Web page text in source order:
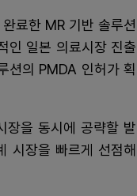
료한 MR 기반 솔루션
인 일본 의료시장 진출
션의 PMDA 인허가 획
장을 동시에 공략할 발
시장을 빠르게 선점해